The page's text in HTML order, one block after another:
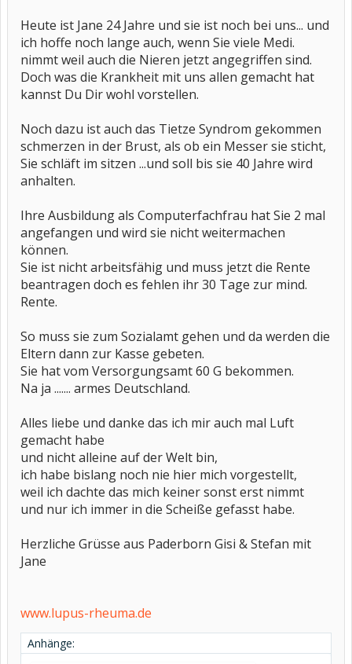
Heute ist Jane 24 Jahre und sie ist noch bei uns... und
ich hoffe noch lange auch, wenn Sie viele Medi.
nimmt weil auch die Nieren jetzt angegriffen sind.
Doch was die Krankheit mit uns allen gemacht hat
kannst Du Dir wohl vorstellen.
Noch dazu ist auch das Tietze Syndrom gekommen
schmerzen in der Brust, als ob ein Messer sie sticht,
Sie schläft im sitzen ...und soll bis sie 40 Jahre wird
anhalten.
Ihre Ausbildung als Computerfachfrau hat Sie 2 mal
angefangen und wird sie nicht weitermachen
können.
Sie ist nicht arbeitsfähig und muss jetzt die Rente
beantragen doch es fehlen ihr 30 Tage zur mind.
Rente.
So muss sie zum Sozialamt gehen und da werden die
Eltern dann zur Kasse gebeten.
Sie hat vom Versorgungsamt 60 G bekommen.
Na ja ....... armes Deutschland.
Alles liebe und danke das ich mir auch mal Luft
gemacht habe
und nicht alleine auf der Welt bin,
ich habe bislang noch nie hier mich vorgestellt,
weil ich dachte das mich keiner sonst erst nimmt
und nur ich immer in die Scheiße gefasst habe.
Herzliche Grüsse aus Paderborn Gisi & Stefan mit
Jane
www.lupus-rheuma.de
Anhänge: